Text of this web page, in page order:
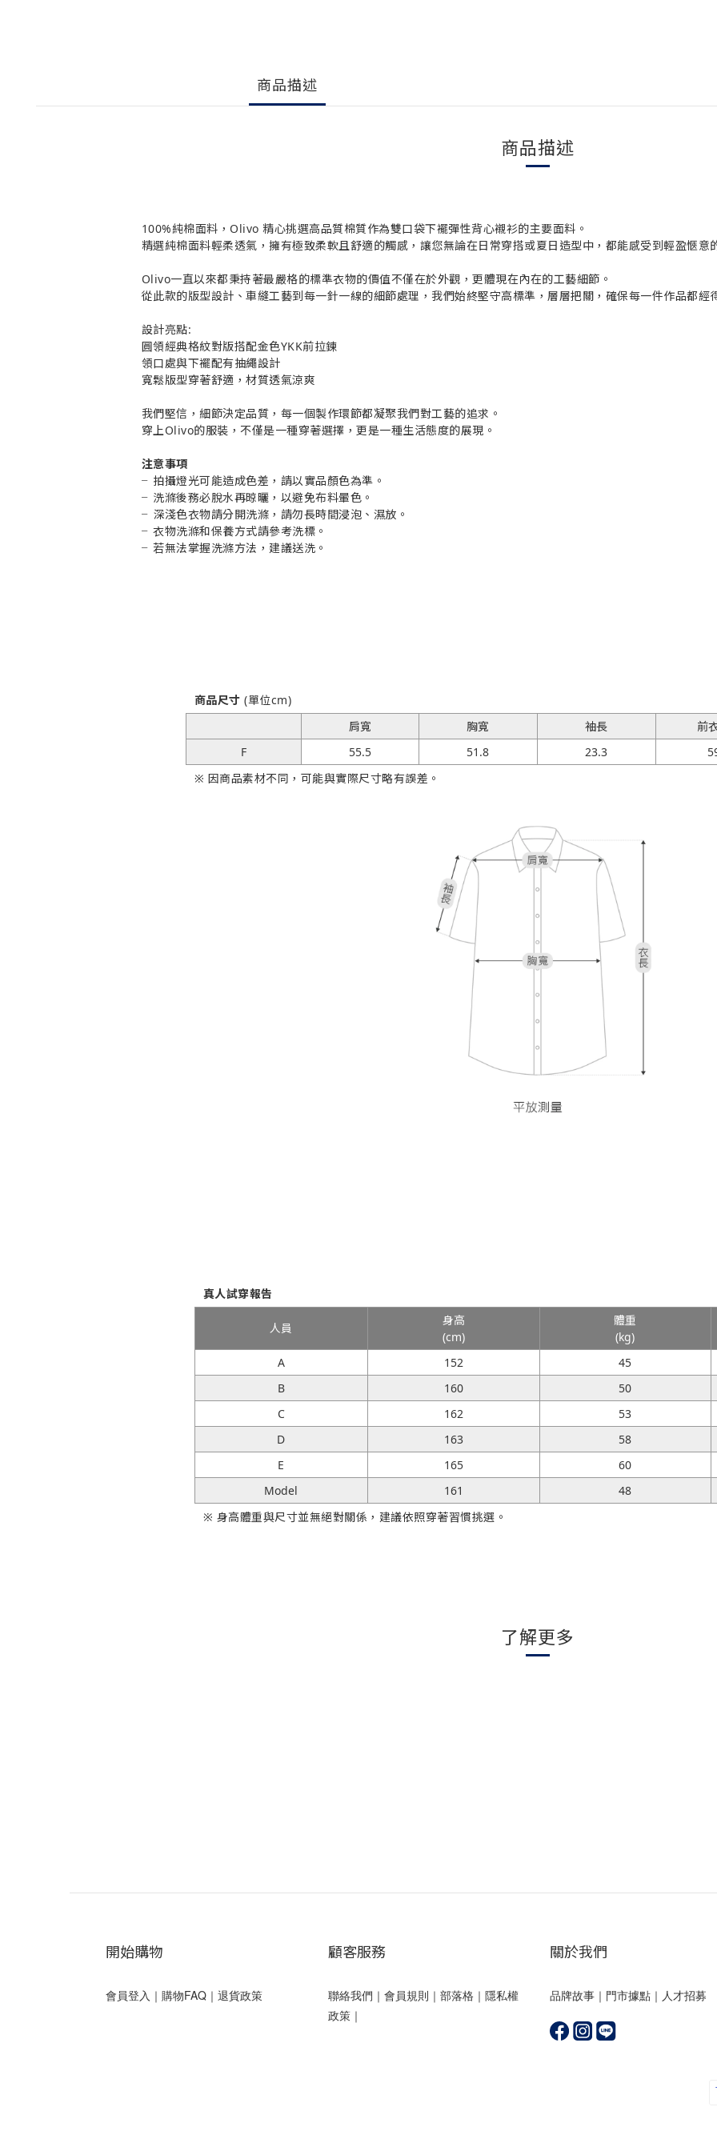
商品描述
商品描述
100%純棉面料，Olivo 精心挑選高品質棉質作為雙口袋下襬彈性背心襯衫的主要面料。
精選純棉面料輕柔透氣，擁有極致柔軟且舒適的觸感，讓您無論在日常穿搭或夏日造型中，都能感受到輕盈愜意
Olivo一直以來都秉持著最嚴格的標準衣物的價值不僅在於外觀，更體現在內在的工藝細節。
從此款的版型設計、車縫工藝到每一針一線的細節處理，我們始終堅守高標準，層層把關，確保每一件作品都經
設計亮點:
圓領經典格紋對版搭配金色YKK前拉鍊
領口處與下襬配有抽繩設計
寬鬆版型穿著舒適，材質透氣涼爽
我們堅信，細節決定品質，每一個製作環節都凝聚我們對工藝的追求。
穿上Olivo的服裝，不僅是一種穿著選擇，更是一種生活態度的展現。
注意事項
╴拍攝燈光可能造成色差，請以實品顏色為準。
╴洗滌後務必脫水再晾曬，以避免布料暈色。
╴深淺色衣物請分開洗滌， 請勿長時間浸泡、濕放。
╴衣物洗滌和保養方式請參考洗標。
╴若無法掌握洗滌方法，建議送洗。
商品尺寸 (單位cm)
肩寬
胸寬 袖長 前
F
55.5 51.8 23.3
※ 因商品素材不同，可能與實際尺寸略有誤差。
真人試穿報告
人員
身高
(cm)
體重
(kg)
A
152 45
B
160 50
C
162 53
D
163 58
E
165 60
Model
161 48
※ 身高體重與尺寸並無絕對關係，建議依照穿著習慣挑選。
了解更多
開始購物
會員登入 ｜ 購物FAQ ｜ 退貨政策
顧客服務
聯絡我們 ｜ 會員規則 ｜ 部落格｜ 隱私權
政策｜
關於我們
品牌故事 ｜ 門市據點 ｜ 人才招募